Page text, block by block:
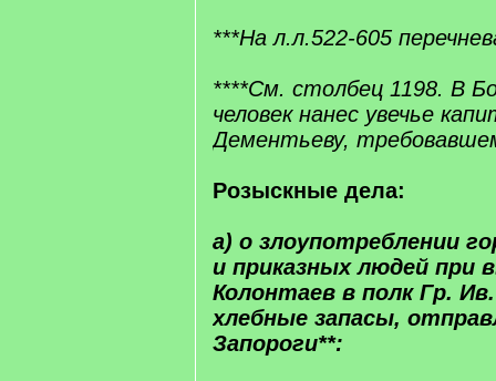
***На л.л.522-605
****См. столбец 1198. В
человек нанес увечье
Дементьеву,
Розыскные дела:
а) о злоупотреблении
и приказных людей при
Колонтаев в полк Гр.
хлебные запасы,
Запороги**: